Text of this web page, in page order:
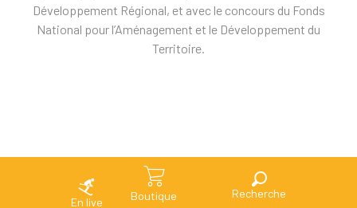
En live Boutique Recherche
Développement Régional, et avec le concours du Fonds
National pour l’Aménagement et le Développement du
Territoire.